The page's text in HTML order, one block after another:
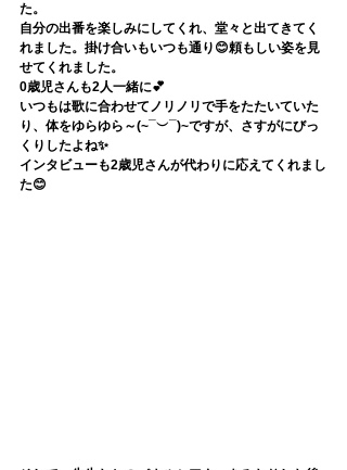
た。
自分の出番を楽しみにしてくれ、堂々と出てきてく
れました。掛け合いもいつも通り😊頼もしい姿を見
せてくれました。
0歳児さんも2人一緒に💕
いつもは歌に合わせてノリノリで手をたたいていた
り、体をゆらゆら～(~¯︶¯)~ですが、さすがにびっ
くりしたよね✨
インタビューも2歳児さんが代わりに応えてくれまし
た😊